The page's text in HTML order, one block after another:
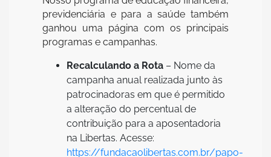
previdenciária e para a saúde também
ganhou uma página com os principais
programas e campanhas.
Recalculando a Rota – Nome da
campanha anual realizada junto às
patrocinadoras em que é permitido
a alteração do percentual de
contribuição para a aposentadoria
na Libertas. Acesse:
https://fundacaolibertas.com.br/papo-